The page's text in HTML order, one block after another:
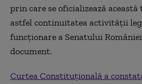
prin care se oficializează
astfel continuitatea activităţii
funcţionare a Senatului
document.
Curtea Constituţională a